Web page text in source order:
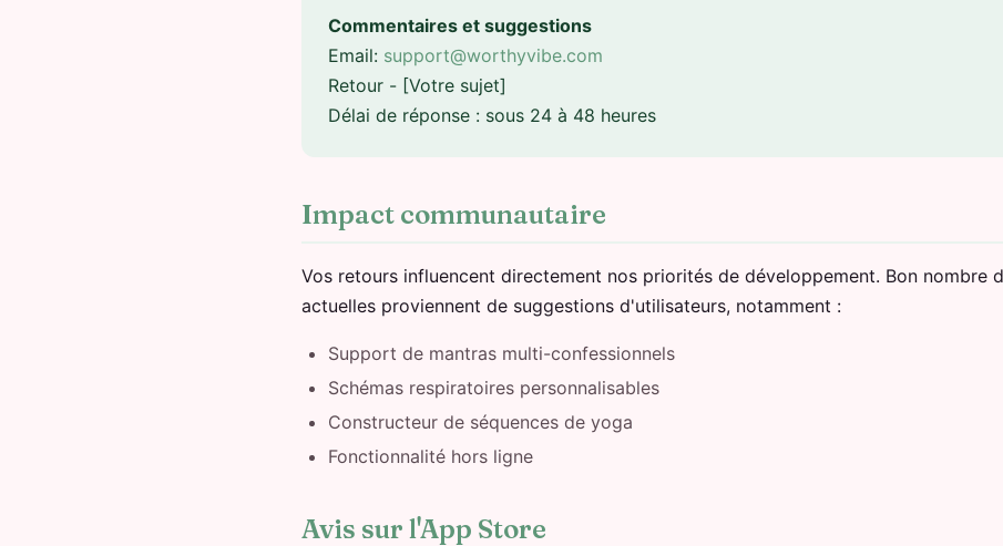
Commentaires et suggestions
Email: support@worthyvibe.com
Retour - [Votre sujet]
Délai de réponse : sous 24 à 48 heures
Impact communautaire
Vos retours influencent directement nos priorités de développement. Bon nombre
actuelles proviennent de suggestions d'utilisateurs, notamment :
Support de mantras multi-confessionnels
Schémas respiratoires personnalisables
Constructeur de séquences de yoga
Fonctionnalité hors ligne
Avis sur l'App Store